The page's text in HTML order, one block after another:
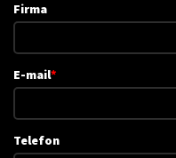
Firma
E-mail*
Telefon